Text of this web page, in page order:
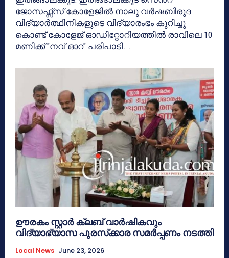
ജോസഫ്സ്സ് കോളേജിൽ നാലു വർഷബിരുദ
വിദ്യാർത്ഥിനികളുടെ വിദ്യാരംഭം കുറിച്ചു
കൊണ്ട് കോളേജ് ഓഡിറ്റോറിയത്തിൽ രാവിലെ 10
മണിക്ക് "നവ് ഓറ" പരിപാടി...
ഊരകം സ്റ്റാർ ക്ലബ് വാർഷികവും
വിദ്യാഭ്യാസ പുരസ്‌ക്കാര സമർപ്പണം നടത്തി
Local News June 23, 2026